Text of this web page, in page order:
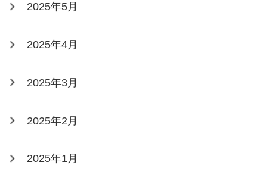
2025年5月
2025年4月
2025年3月
2025年2月
2025年1月